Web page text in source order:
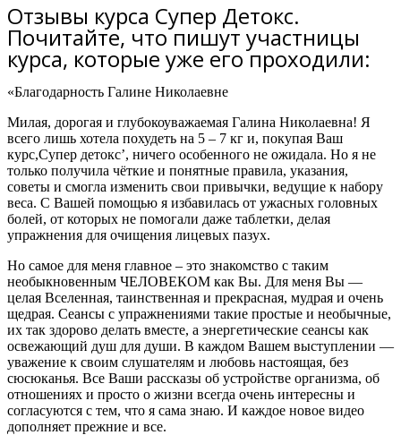
Отзывы курса Супер Детокс.
Почитайте, что пишут участницы
курса, которые уже его проходили:
«Благодарность Галине Николаевне
Милая, дорогая и глубокоуважаемая Галина Николаевна! Я
всего лишь хотела похудеть на 5 – 7 кг и, покупая Ваш
курс,Супер детокс’, ничего особенного не ожидала. Но я не
только получила чёткие и понятные правила, указания,
советы и смогла изменить свои привычки, ведущие к набору
веса. С Вашей помощью я избавилась от ужасных головных
болей, от которых не помогали даже таблетки, делая
упражнения для очищения лицевых пазух.
Но самое для меня главное – это знакомство с таким
необыкновенным ЧЕЛОВЕКОМ как Вы. Для меня Вы —
целая Вселенная, таинственная и прекрасная, мудрая и очень
щедрая. Сеансы с упражнениями такие простые и необычные,
их так здорово делать вместе, а энергетические сеансы как
освежающий душ для души. В каждом Вашем выступлении —
уважение к своим слушателям и любовь настоящая, без
сюсюканья. Все Ваши рассказы об устройстве организма, об
отношениях и просто о жизни всегда очень интересны и
согласуются с тем, что я сама знаю. И каждое новое видео
дополняет прежние и все.